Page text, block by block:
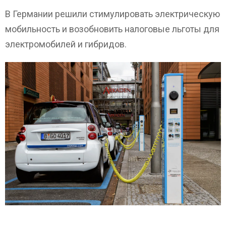
В Германии решили стимулировать электрическую
мобильность и возобновить налоговые льготы для
электромобилей и гибридов.